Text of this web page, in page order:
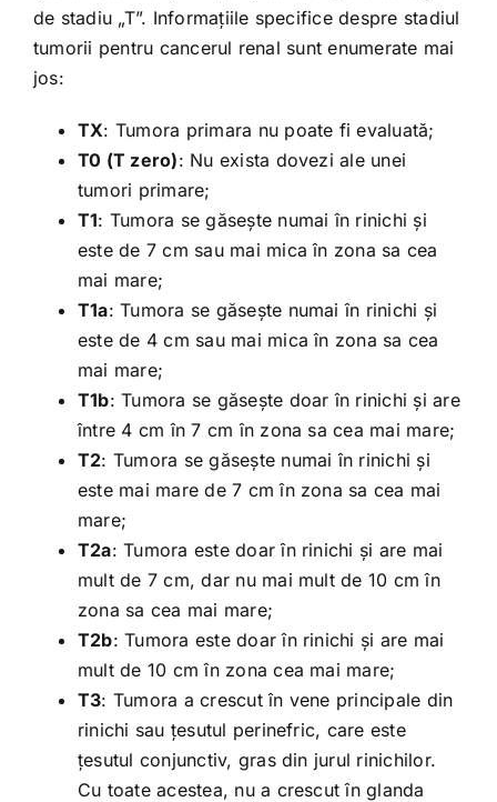
de stadiu „T”. Informațiile specifice despre stadiul
tumorii pentru cancerul renal sunt enumerate mai
jos:
TX: Tumora primara nu poate fi evaluată;
T0 (T zero): Nu exista dovezi ale unei
tumori primare;
T1: Tumora se găsește numai în rinichi și
este de 7 cm sau mai mica în zona sa cea
mai mare;
T1a: Tumora se găsește numai în rinichi și
este de 4 cm sau mai mica în zona sa cea
mai mare;
T1b: Tumora se găsește doar în rinichi și are
între 4 cm în 7 cm în zona sa cea mai mare;
T2: Tumora se găsește numai în rinichi și
este mai mare de 7 cm în zona sa cea mai
mare;
T2a: Tumora este doar în rinichi și are mai
mult de 7 cm, dar nu mai mult de 10 cm în
zona sa cea mai mare;
T2b: Tumora este doar în rinichi și are mai
mult de 10 cm în zona cea mai mare;
T3: Tumora a crescut în vene principale din
rinichi sau țesutul perinefric, care este
țesutul conjunctiv, gras din jurul rinichilor.
Cu toate acestea, nu a crescut în glanda